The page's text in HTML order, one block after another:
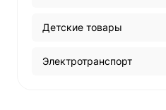
Детские товары
Электротранспорт